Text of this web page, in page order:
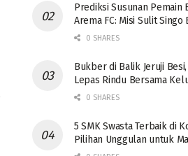
Prediksi Susunan Pemain
Arema FC: Misi Sulit Singo
0 SHARES
Bukber di Balik Jeruji
Lepas Rindu Bersama
0 SHARES
5 SMK Swasta Terbaik di
Pilihan Unggulan untuk